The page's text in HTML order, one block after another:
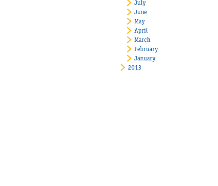
July
June
May
April
March
February
January
2013